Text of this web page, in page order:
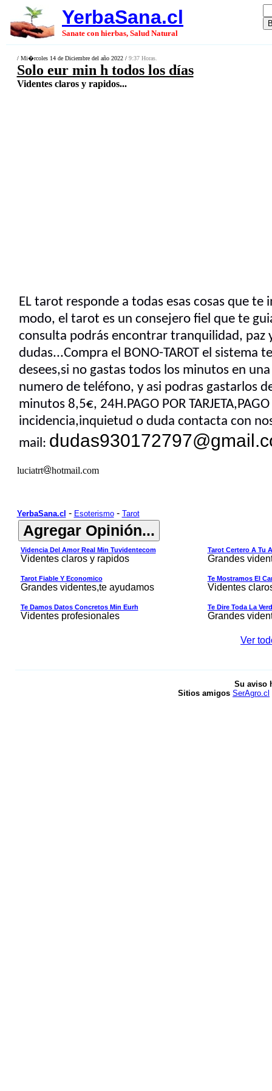
YerbaSana.cl
Sanate con hierbas, Salud Natural
/ Mi�rcoles 14 de Diciembre del año 2022 / 9:37 Horas.
Solo eur min h todos los días
Videntes claros y rapidos...
EL tarot responde a todas esas cosas que
modo, el tarot es un consejero fiel que te
consulta podrás encontrar tranquilidad, paz
dudas...Compra el BONO-TAROT el
desees,si no gastas todos los minutos en
numero de teléfono, y asi podras gastarlos
minutos 8,5€, 24H.PAGO POR
incidencia,inquietud o duda contacta con
mail:
luciatrt hotmail.com
YerbaSana.cl - Esoterismo- Tarot
Videncia Del Amor Real Min Tuvidentecom
Videntes claros y rapidos
Tarot Certero A Tu
Grandes
Tarot Fiable Y Economico
Grandes videntes,te ayudamos
Te Mostramos El
Videntes
Te Damos Datos Concretos Min Eurh
Videntes profesionales
Te Dire Toda La
Grandes
Ver
Su aviso
Sitios amigos SerAgro.cl